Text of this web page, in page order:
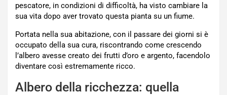
pescatore, in condizioni di difficoltà, ha visto cambiare la
sua vita dopo aver trovato questa pianta su un fiume.
Portata nella sua abitazione, con il passare dei giorni si è
occupato della sua cura, riscontrando come crescendo
l’albero avesse creato dei frutti d’oro e argento, facendolo
diventare così estremamente ricco.
Albero della ricchezza: quella